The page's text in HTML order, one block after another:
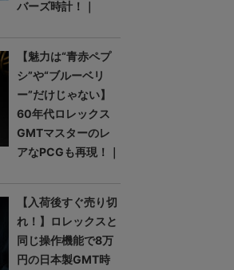
バーズ時計！｜
【魅力は“青赤ペプ
シ”や“ブルーベリ
ー”だけじゃない】
60年代ロレックス
GMTマスターのレ
アなPCGも再現！｜
【入荷後すぐ売り切
れ！】ロレックスと
同じ操作機能で8万
円の日本製GMT時